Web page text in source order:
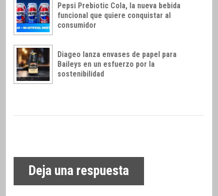
Pepsi Prebiotic Cola, la nueva bebida
funcional que quiere conquistar al
consumidor
Diageo lanza envases de papel para
Baileys en un esfuerzo por la
sostenibilidad
Deja una respuesta